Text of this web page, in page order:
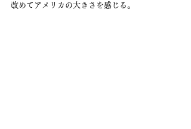
改めてアメリカの大きさを感じる。